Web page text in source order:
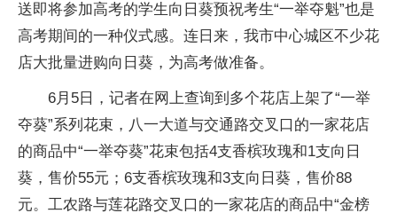
送即将参加高考的学生向日葵预祝考生“一举夺魁”也是
高考期间的一种仪式感。连日来，我市中心城区不少花
店大批量进购向日葵，为高考做准备。
6月5日，记者在网上查询到多个花店上架了“一举
夺葵”系列花束，八一大道与交通路交叉口的一家花店
的商品中“一举夺葵”花束包括4支香槟玫瑰和1支向日
葵，售价55元；6支香槟玫瑰和3支向日葵，售价88
元。工农路与莲花路交叉口的一家花店的商品中“金榜